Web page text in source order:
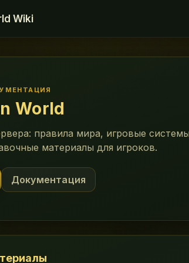
Wiki
World
правила мира, игровые
материалы для игроков.
Документация